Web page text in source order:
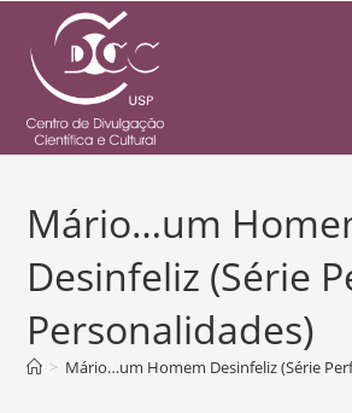
Mário…um
Desinfeliz (Série
Personalidades)
> Mário…um Homem Desinfeliz (Série